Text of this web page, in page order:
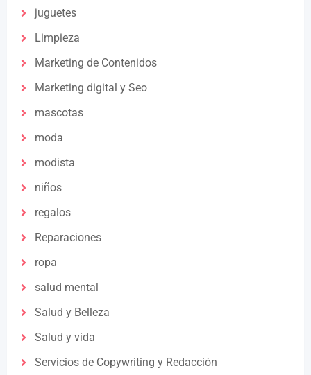
juguetes
Limpieza
Marketing de Contenidos
Marketing digital y Seo
mascotas
moda
modista
niños
regalos
Reparaciones
ropa
salud mental
Salud y Belleza
Salud y vida
Servicios de Copywriting y Redacción